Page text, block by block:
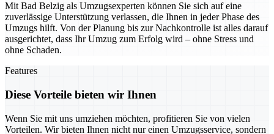
Mit Bad Belzig als Umzugsexperten können Sie sich auf eine
zuverlässige Unterstützung verlassen, die Ihnen in jeder Phase des
Umzugs hilft. Von der Planung bis zur Nachkontrolle ist alles darauf
ausgerichtet, dass Ihr Umzug zum Erfolg wird – ohne Stress und
ohne Schaden.
Features
Diese Vorteile bieten wir Ihnen
Wenn Sie mit uns umziehen möchten, profitieren Sie von vielen
Vorteilen. Wir bieten Ihnen nicht nur einen Umzugsservice, sondern